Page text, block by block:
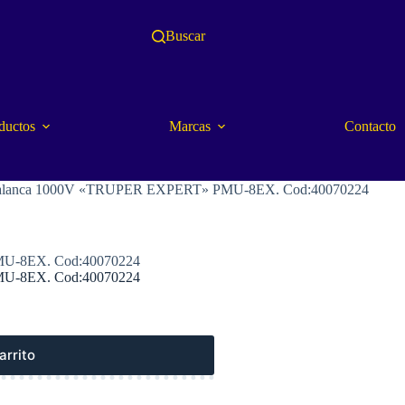
Buscar
Marcas Contacto
1000V «TRUPER EXPERT» PMU-8EX. Cod:40070224
8EX. Cod:40070224
8EX. Cod:40070224